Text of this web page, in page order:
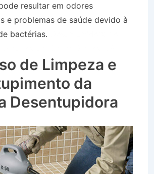
resultar em odores
e problemas de saúde devido à
bactérias.
de Limpeza e
da
Desentupidora